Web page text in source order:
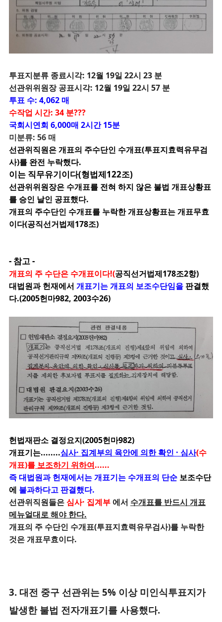
투표지분류 종료시각: 12월 19일 22시 23 분
선관위위원장 공표시각: 12월 19일 22시 57 분
투표 수: 4,062 매
수작업 시간: 34 분???
국회시연회 6,000매 2시간 15분
미분류: 56 매
선관위직원은 개표의 주수단인 수개표(투표지효력유무검
사)를 완전 누락했다.
이는 직무유기이다(형법제122조)
선관위위원장은 수개표를 전혀 하지 않은 불법 개표상황표
를 승인 날인 공표했다.
개표의 주수단인 수개표를 누락한 개표상황표는 개표무효
이다(공직선거법제178조)
- 참고 -
개표의 주 수단은 수개표이다!(공직선거법제178조2항)
대법원과 헌재에서 개표기는 개표의 보조수단임을 판결했
다.(2005헌마982, 2003수26)
헌법재판소 결정요지(2005헌마982)
개표기는........심사· 집계부의 육안에 의한 확인 · 심사(수
개표)를 보조하기 위하여......
즉 대법원과 헌재에서는 개표기는 수개표의 단순 보조수단
에 불과하다고 판결했다.
선관위직원들은심사· 집계부 에서 수개표를 반드시 개표
메뉴얼대로 해야 한다.
개표의 주 수단인 수개표(투표지효력유무검사)를 누락한
것은 개표무효이다.
3. 대전 중구 선관위는 5% 이상 미인식투표지가
발생한 불법 전자개표기를 사용했다.